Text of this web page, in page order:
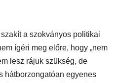
a szokványos politikai
ígéri meg előre, hogy „nem
lesz rájuk szükség, de
hátborzongatóan egyenes